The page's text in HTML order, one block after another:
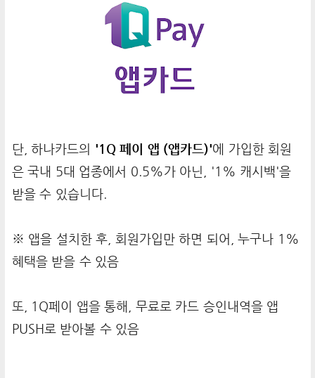
단, 하나카드의 '1Q 페이 앱 (앱카드)'에 가입한 회원
은 국내 5대 업종에서 0.5%가 아닌, '1% 캐시백'을
받을 수 있습니다.
※ 앱을 설치한 후, 회원가입만 하면 되어, 누구나 1%
혜택을 받을 수 있음
또, 1Q페이 앱을 통해, 무료로 카드 승인내역을 앱
PUSH로 받아볼 수 있음